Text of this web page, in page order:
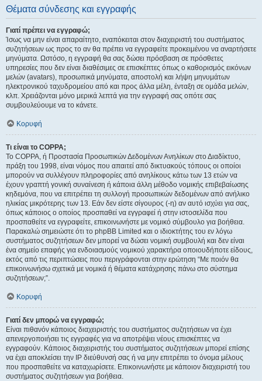
Θέματα σύνδεσης και εγγραφής
Γιατί πρέπει να εγγραφώ;
Ίσως να μην είναι απαραίτητο, εναπόκειται στον διαχειριστή του συστήματος
συζητήσεων ως προς το αν θα πρέπει να εγγραφείτε προκειμένου να αναρτήσετε
μηνύματα. Ωστόσο, η εγγραφή θα σας δώσει πρόσβαση σε πρόσθετες
υπηρεσίες που δεν είναι διαθέσιμες σε επισκέπτες όπως ο καθορισμός εικόνων
μελών (avatars), προσωπικά μηνύματα, αποστολή και λήψη μηνυμάτων
ηλεκτρονικού ταχυδρομείου από και προς άλλα μέλη, ένταξη σε ομάδα μελών,
κλπ. Χρειάζονται μόνο μερικά λεπτά για την εγγραφή σας οπότε σας
συμβουλεύουμε να το κάνετε.
Κορυφή
Τι είναι το COPPA;
Το COPPA, ή Προστασία Προσωπικών Δεδομένων Ανηλίκων στο Διαδίκτυο,
πράξη του 1998, είναι νόμος που απαιτεί από δικτυακούς τόπους οι οποίοι
μπορούν να συλλέγουν πληροφορίες από ανηλίκους κάτω των 13 ετών να
έχουν γραπτή γονική συναίνεση ή κάποια άλλη μέθοδο νομικής επιβεβαίωσης
κηδεμόνα, που να επιτρέπει τη συλλογή προσωπικών δεδομένων από ανήλικο
ηλικίας μικρότερης των 13. Εάν δεν είστε σίγουρος (-η) αν αυτό ισχύει για σας,
όπως κάποιος ο οποίος προσπαθεί να εγγραφεί ή στην ιστοσελίδα που
προσπαθείτε να εγγραφείτε, επικοινωνήστε με νομικό σύμβουλο για βοήθεια.
Παρακαλώ σημειώστε ότι το phpBB Limited και ο ιδιοκτήτης του εν λόγω
συστήματος συζητήσεων δεν μπορεί να δώσει νομική συμβουλή και δεν είναι
ένα σημείο επαφής για ενδοιασμούς νομικού χαρακτήρα οποιουδήποτε είδους,
εκτός από τις περιπτώσεις που περιγράφονται στην ερώτηση “Με ποιόν θα
επικοινωνήσω σχετικά με νομικά ή θέματα κατάχρησης πάνω στο σύστημα
συζητήσεων;”.
Κορυφή
Γιατί δεν μπορώ να εγγραφώ;
Είναι πιθανόν κάποιος διαχειριστής του συστήματος συζητήσεων να έχει
απενεργοποιήσει τις εγγραφές για να αποτρέψει νέους επισκέπτες να
εγγραφούν. Κάποιος διαχειριστής του συστήματος συζητήσεων μπορεί επίσης
να έχει αποκλείσει την IP διεύθυνσή σας ή να μην επιτρέπει το όνομα μέλους
που προσπαθείτε να καταχωρίσετε. Επικοινωνήστε με κάποιον διαχειριστή του
συστήματος συζητήσεων για βοήθεια.